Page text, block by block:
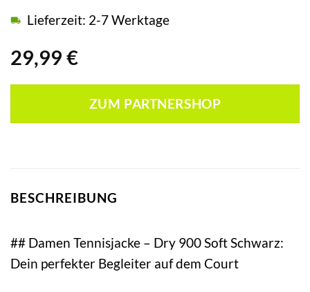
29,99 €
Lieferzeit: 2-7 Werktage
ZUM PARTNERSHOP
BESCHREIBUNG
## Damen Tennisjacke – Dry 900 Soft Schwarz:
Dein perfekter Begleiter auf dem Court